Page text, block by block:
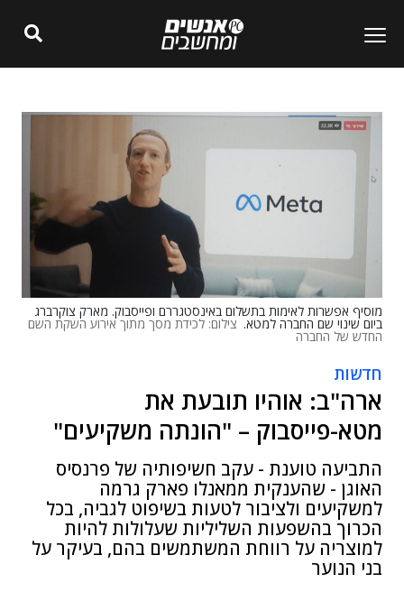
מוסיף אפשרות לאימות בתשלום באינסטגררם ופייסבוק. מארק צוקרברג
ביום שינוי שם החברה למטא. צילום: לכידת מסך מתוך אירוע השקת השם
החדש של החברה
חדשות
ארה"ב: אוהיו תובעת את
מטא-פייסבוק – "הונתה משקיעים"
התביעה טוענת - עקב חשיפותיה של פרנסיס
האוגן - שהענקית ממאנלו פארק גרמה
למשקיעים ולציבור לטעות בשיפוט לגביה, בכל
הכרוך בהשפעות השליליות שעלולות להיות
למוצריה על רווחת המשתמשים בהם, בעיקר על
בני הנוער